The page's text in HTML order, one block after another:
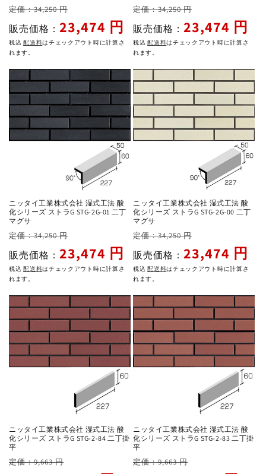
通
常
価
格
定価：34,250 円
ー
ル
販売価格： 23,474 円
税込配送料はチェックアウト時に計算さ
れます。
通
常
価
格
定価：34,250 円
ー
ル
販売価格： 23,474 円
税込配送料はチェックアウト時に計算さ
れます。
ニッタイ工業株式会社 湿式工法 酸
化シリーズ ストラG STG-2G-01 二丁
マグサ
通
常
価
格
定価：34,250 円
ー
ル
販売価格： 23,474 円
税込配送料はチェックアウト時に計算さ
れます。
ニッタイ工業株式会社 湿式工法 酸
化シリーズ ストラG STG-2G-00 二丁
マグサ
通
常
価
格
定価：34,250 円
ー
ル
販売価格： 23,474 円
税込配送料はチェックアウト時に計算さ
れます。
ニッタイ工業株式会社 湿式工法 酸
化シリーズ ストラG STG-2-84 二丁掛
平
通
定価：9,663 円
ニッタイ工業株式会社 湿式工法 酸
化シリーズ ストラG STG-2-83 二丁掛
平
通
定価：9,663 円